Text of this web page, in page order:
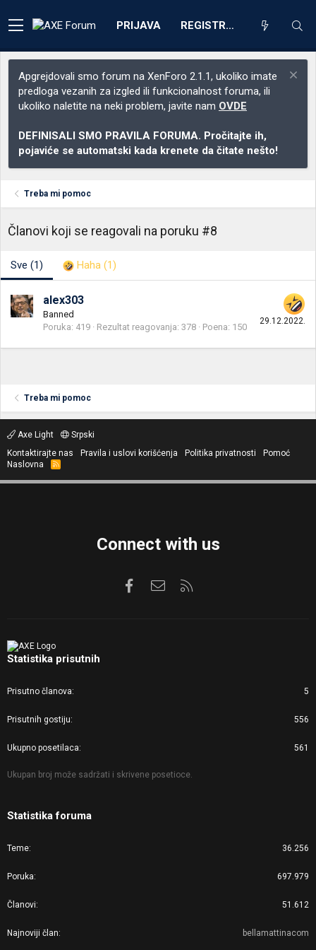
PRIJAVA REGISTRACIJA
Apgrejdovali smo forum na XenForo 2.1.1, ukoliko imate
predloga vezanih za izgled ili funkcionalnost foruma, ili
ukoliko naletite na neki problem, javite nam OVDE
DEFINISALI SMO PRAVILA FORUMA. Pročitajte ih,
pojaviće se automatski kada krenete da čitate nešto!
Treba mi pomoc
Članovi koji se reagovali na poruku #8
Sve (1) Haha (1)
29.12.2022.
alex303
Banned
Poruka 419 Rezultat reagovanja 378 Poena 150
Treba mi pomoc
Axe Light
Srpski
Kontaktirajte nas
Pravila i uslovi korišćenja Politika privatnosti
Pomoć
Naslovna
R
S
Connect with us
FacebookKontaktirajte nas
Statistika prisutnih
Prisutno članova 5
Prisutnih gostiju 556
Ukupno posetilaca 561
Ukupan broj može sadržati i skrivene posetioce.
Statistika foruma
Teme 36.256
Poruka 697.979
Članovi 51.612
Najnoviji član bellamattinacom